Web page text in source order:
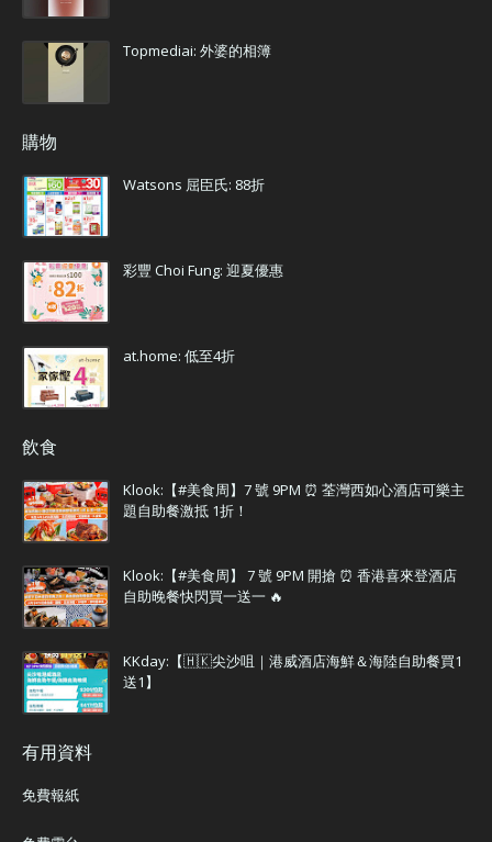
Topmediai: 外婆的相簿
購物
Watsons 屈臣氏: 88折
彩豐 Choi Fung: 迎夏優惠
at.home: 低至4折
飲食
Klook:【#美食周】7 號 9PM ⏰ 荃灣西如心酒店可樂主
題自助餐激抵 1折！
Klook:【#美食周】 7 號 9PM 開搶 ⏰ 香港喜來登酒店
自助晚餐快閃買一送一 🔥
KKday:【🇭🇰尖沙咀｜港威酒店海鮮＆海陸自助餐買1
送1】
有用資料
免費報紙